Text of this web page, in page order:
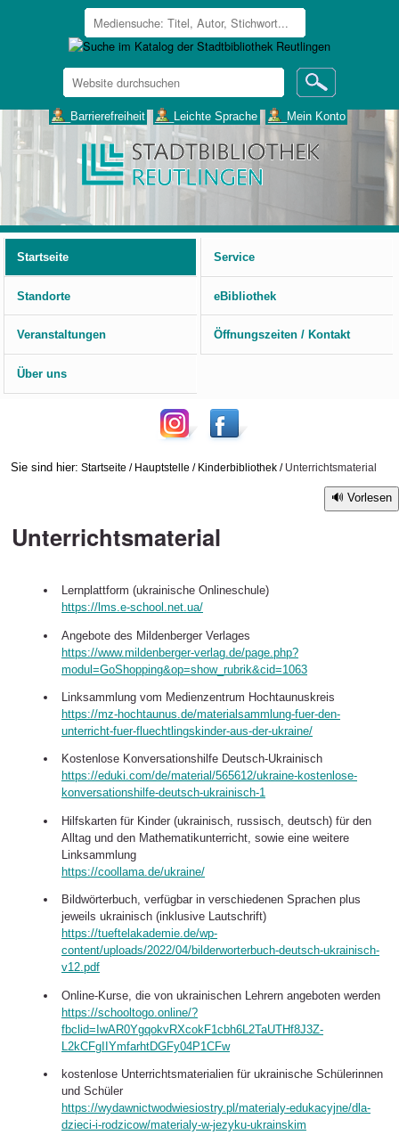
Website
durchsuchen
___Barrierefreiheit ___Leichte Sprache ___Mein Konto
Startseite
Service
Standorte eBibliothek
Veranstaltungen Öffnungszeiten / Kontakt
Über uns
Sie sind hier: Startseite / Hauptstelle / Kinderbibliothek / Unterrichtsmaterial
Vorlesen
Unterrichtsmaterial
Lernplattform (ukrainische Onlineschule)
https://lms.e-school.net.ua/
Angebote des Mildenberger Verlages
https://www.mildenberger-verlag.de/page.php?
modul=GoShopping&op=show_rubrik&cid=1063
Linksammlung vom Medienzentrum Hochtaunuskreis
https://mz-hochtaunus.de/materialsammlung-fuer-den-
unterricht-fuer-fluechtlingskinder-aus-der-ukraine/
Kostenlose Konversationshilfe Deutsch-Ukrainisch
https://eduki.com/de/material/565612/ukraine-kostenlose-
konversationshilfe-deutsch-ukrainisch-1
Hilfskarten für Kinder (ukrainisch, russisch, deutsch) für den
Alltag und den Mathematikunterricht, sowie eine weitere
Linksammlung
https://coollama.de/ukraine/
Bildwörterbuch, verfügbar in verschiedenen Sprachen plus
jeweils ukrainisch (inklusive Lautschrift)
https://tueftelakademie.de/wp-
content/uploads/2022/04/bilderworterbuch-deutsch-ukrainisch-
v12.pdf
Online-Kurse, die von ukrainischen Lehrern angeboten werden
https://schooltogo.online/?
fbclid=IwAR0YgqokvRXcokF1cbh6L2TaUTHf8J3Z-
L2kCFgIIYmfarhtDGFy04P1CFw
kostenlose Unterrichtsmaterialien für ukrainische Schülerinnen
und Schüler
https://wydawnictwodwiesiostry.pl/materialy-edukacyjne/dla-
dzieci-i-rodzicow/materialy-w-jezyku-ukrainskim